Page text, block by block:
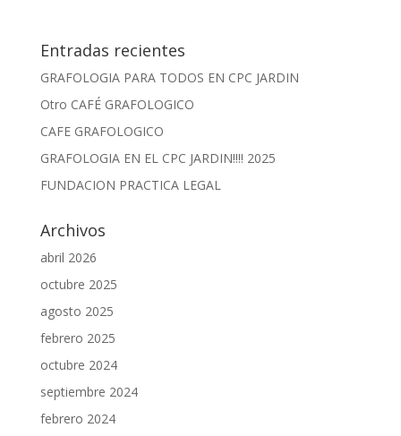
Entradas recientes
GRAFOLOGIA PARA TODOS EN CPC JARDIN
Otro CAFÉ GRAFOLOGICO
CAFE GRAFOLOGICO
GRAFOLOGIA EN EL CPC JARDIN!!!! 2025
FUNDACION PRACTICA LEGAL
Archivos
abril 2026
octubre 2025
agosto 2025
febrero 2025
octubre 2024
septiembre 2024
febrero 2024